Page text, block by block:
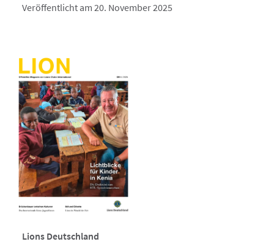
Veröffentlicht am 20. November 2025
Lions Deutschland